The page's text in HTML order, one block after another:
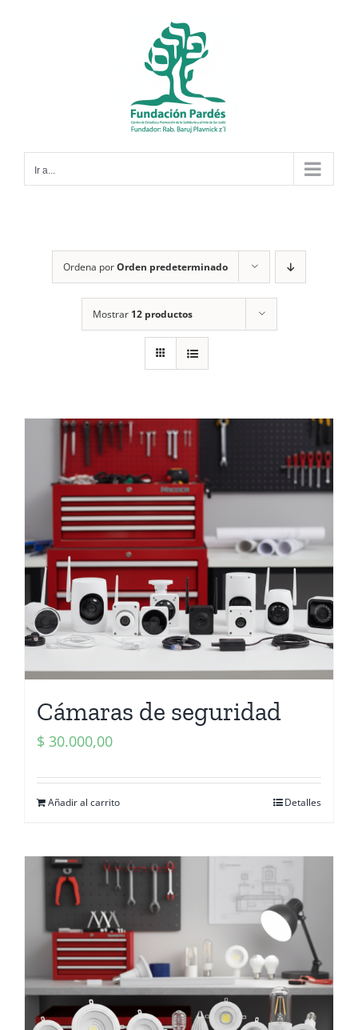
Ir a...
Ordena porOrden predeterminado
Mostrar 12 productos
Cámaras de seguridad
$ 30.000,00
Añadir al carrito Detalles